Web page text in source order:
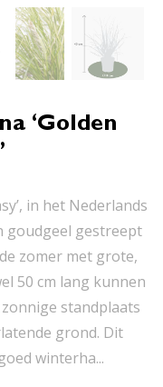
‘Golden
in het Nederlands
goudgeel gestreept
zomer met grote,
50 cm lang kunnen
standplaats
grond. Dit
winterha...